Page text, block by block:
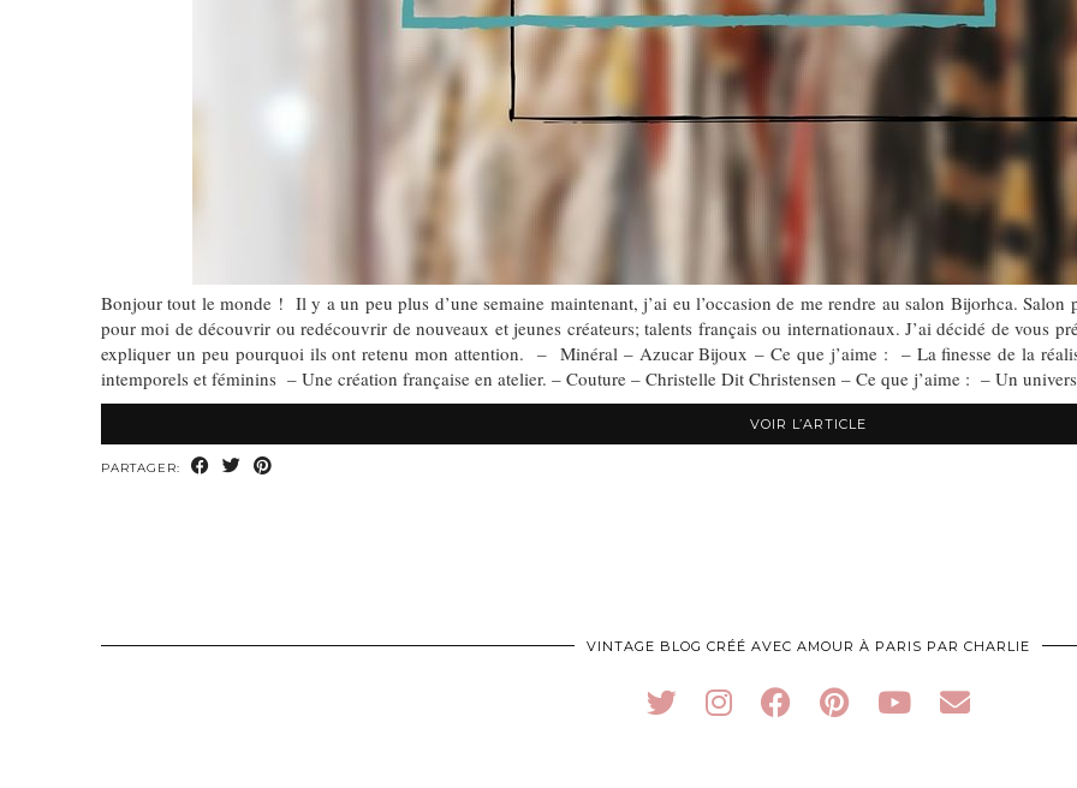
Bonjour tout le monde ! Il y a un peu plus d’une semaine maintenant, j’ai eu l’occasion de me rendre au salon Bijorhca. Salon
pour moi de découvrir ou redécouvrir de nouveaux et jeunes créateurs; talents français ou internationaux. J’ai décidé de vous
expliquer un peu pourquoi ils ont retenu mon attention. – Minéral – Azucar Bijoux – Ce que j’aime : – La finesse de la
intemporels et féminins – Une création française en atelier. – Couture – Christelle Dit Christensen – Ce que j’aime : – Un
VOIR L’ARTICLE
PARTAGER:
VINTAGE BLOG CRÉÉ AVEC AMOUR À PARIS PAR CHARLIE